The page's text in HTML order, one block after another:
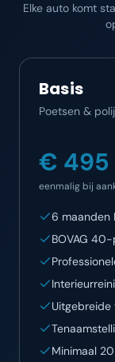
Elke auto komt
Basis
Poetsen &
€ 495
eenmalig bij
6 maanden
BOVAG
Uitgebreide
Minimaal